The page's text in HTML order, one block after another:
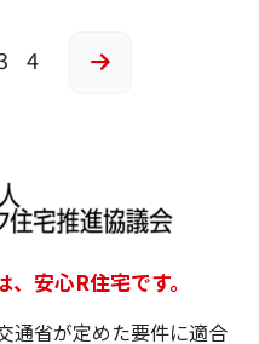
4
安心R住宅です。
通省が定めた要件に適合